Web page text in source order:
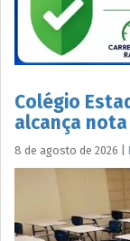
Colégio
alcança nota
8 de agosto de 2026